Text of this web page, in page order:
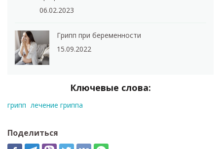
06.02.2023
Грипп при беременности
15.09.2022
Ключевые слова:
грипп лечение гриппа
Поделиться